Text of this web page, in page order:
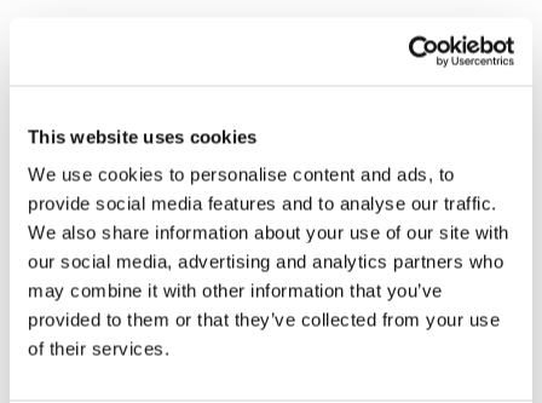
This website uses cookies
We use cookies to personalise content and ads, to
provide social media features and to analyse our traffic.
We also share information about your use of our site with
our social media, advertising and analytics partners who
may combine it with other information that you’ve
provided to them or that they’ve collected from your use
of their services.